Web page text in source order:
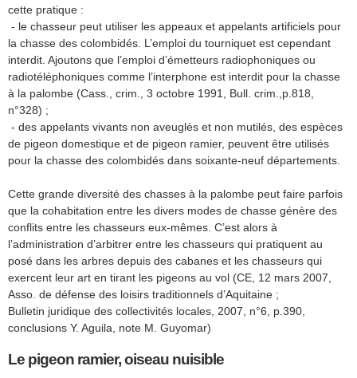
cette pratique :
- le chasseur peut utiliser les appeaux et appelants artificiels pour
la chasse des colombidés. L’emploi du tourniquet est cependant
interdit. Ajoutons que l’emploi d’émetteurs radiophoniques ou
radiotéléphoniques comme l’interphone est interdit pour la chasse
à la palombe (Cass., crim., 3 octobre 1991, Bull. crim.,p.818,
n°328) ;
- des appelants vivants non aveuglés et non mutilés, des espèces
de pigeon domestique et de pigeon ramier, peuvent être utilisés
pour la chasse des colombidés dans soixante-neuf départements.
Cette grande diversité des chasses à la palombe peut faire parfois
que la cohabitation entre les divers modes de chasse génère des
conflits entre les chasseurs eux-mêmes. C’est alors à
l’administration d’arbitrer entre les chasseurs qui pratiquent au
posé dans les arbres depuis des cabanes et les chasseurs qui
exercent leur art en tirant les pigeons au vol (CE, 12 mars 2007,
Asso. de défense des loisirs traditionnels d’Aquitaine ;
Bulletin juridique des collectivités locales, 2007, n°6, p.390,
conclusions Y. Aguila, note M. Guyomar)
Le pigeon ramier, oiseau nuisible